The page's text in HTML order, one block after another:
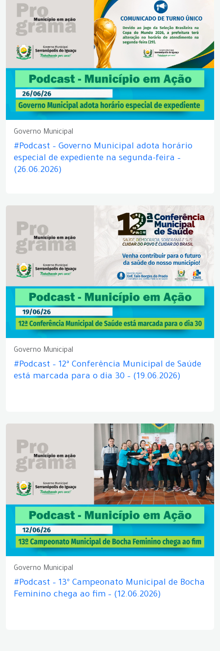
Governo Municipal
#Podcast – Governo Municipal adota horário
especial de expediente na segunda-feira –
(26.06.2026)
Governo Municipal
#Podcast – 12ª Conferência Municipal de Saúde
está marcada para o dia 30 – (19.06.2026)
Governo Municipal
#Podcast – 13º Campeonato Municipal de Bocha
Feminino chega ao fim – (12.06.2026)